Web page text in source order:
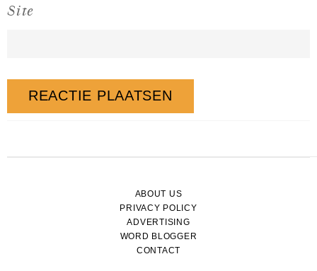
Site
ABOUT US
PRIVACY POLICY
ADVERTISING
WORD BLOGGER
CONTACT